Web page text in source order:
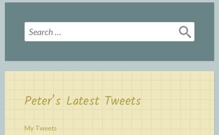
Search
for:
Peter’s Latest Tweets
My Tweets